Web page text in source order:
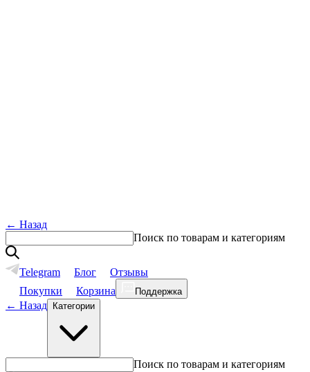
← Назад
Поиск по товарам и категориям
Telegram Блог
Отзывы
Покупки
Корзина Поддержка
← Назад Категории
Поиск по товарам и категориям